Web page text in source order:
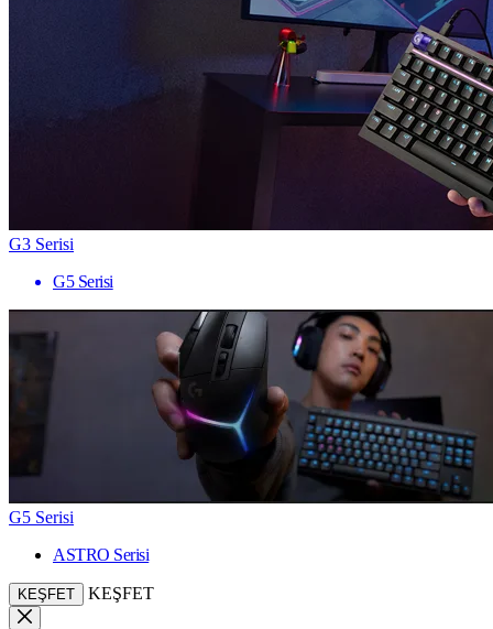
G3 Serisi
G5 Serisi
G5 Serisi
ASTRO Serisi
KEŞFET KEŞFET